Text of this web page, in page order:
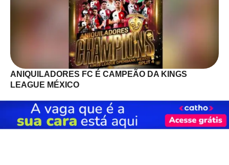
ANIQUILADORES FC É CAMPEÃO DA KINGS
LEAGUE MÉXICO